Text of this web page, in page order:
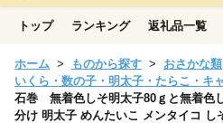
トップ ランキング 返礼品一覧
ホーム ものから探す
おさかな類
いくら・数の子・明太子・たらこ・キ
石巻 無着色しそ明太子80ｇと無着色
分け 明太子 めんたいこ メンタイコ し